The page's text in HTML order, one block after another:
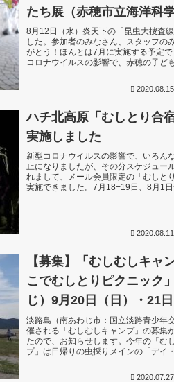
たち展（赤穂市立海洋科
どころ
8月12日（水）炎天下の「昆虫大捜査
した。参加者のみなさん、スタッフの
がとう！ほんとは7月に実施する予定
コロナウイルスの影響で、赤穂の子ど
2020.08.15
ハチ北高原「むしとり合
実施しました
新型コロナウイルスの影響で、いろん
止になりましたが、その分スケジュー
れまして、メール会員限定の「むしと
実施できました。7月18−19日、8月1
2020.08.11
【募集】「むしむしキャ
こでむしとりピクニック
じ）9月20日（日）・21日
淡路島（南あわじ市：国立淡路青少年
催される「むしむしキャンプ」の募集
たので、お知らせします。今年の「む
プ」は日帰りの虫採りメインの「デイ
2020.07.27